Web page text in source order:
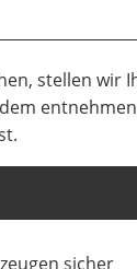
stellen wir
sicher